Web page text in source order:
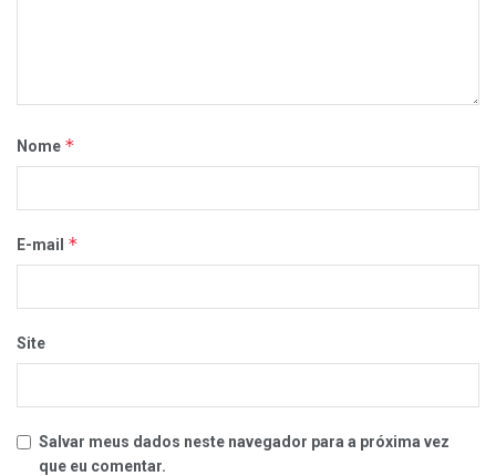
Nome *
E-mail *
Site
Salvar meus dados neste navegador para a próxima vez
que eu comentar.